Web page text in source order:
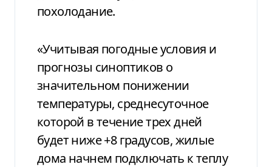
похолодание.
«Учитывая погодные условия и
прогнозы синоптиков о
значительном понижении
температуры, среднесуточное
которой в течение трех дней
будет ниже +8 градусов, жилые
дома начнем подключать к теплу